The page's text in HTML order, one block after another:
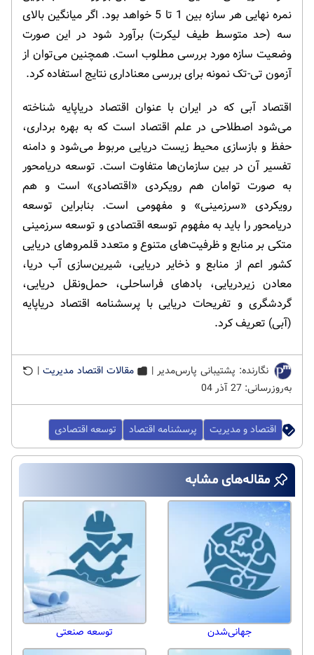
نمره نهایی هر سازه بین 1 تا 5 خواهد بود. اگر میانگین بالای
سه (حد متوسط طیف لیکرت) برآورد شود در این صورت
وضعیت سازه مورد بررسی مطلوب است. همچنین می‌توان از
آزمون تی-تک نمونه برای بررسی معناداری نتایج استفاده کرد.
اقتصاد آبی که در ایران با عنوان اقتصاد دریاپایه شناخته
می‌شود اصطلاحی در علم اقتصاد است که به بهره برداری،
حفظ و بازسازی محیط زیست دریایی مربوط می‌شود و دامنه
تفسیر آن در بین سازمان‌ها متفاوت است. توسعه دریامحور
به صورت توامان هم رویکردی «اقتصادی» است و هم
رویکردی «سرزمینی» و مفهومی است. بنابراین توسعه
دریامحور را باید به مفهوم توسعه اقتصادی و توسعه سرزمینی
متکی بر منابع و ظرفیت‌‌های متنوع و متعدد قلمروهای دریایی
کشور اعم از منابع و ذخایر دریایی، شیرین‌سازی آب دریا،
معادن زیردریایی، بادهای فراساحلی، حمل‌ونقل دریایی،
گردشگری و تفریحات دریایی با پرسشنامه اقتصاد دریاپایه
(آبی) تعریف کرد.
نگارنده: پشتیبانی پارس‌مدیر | مقالات اقتصاد مدیریت |
به‌روزرسانی: 27 آذر 04
اقتصاد و مدیریت پرسشنامه اقتصاد توسعه اقتصادی
مقاله‌های مشابه
جهانی‌شدن توسعه صنعتی